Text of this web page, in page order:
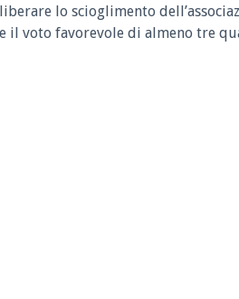
lo scioglimento
il voto favorevole di almeno tre